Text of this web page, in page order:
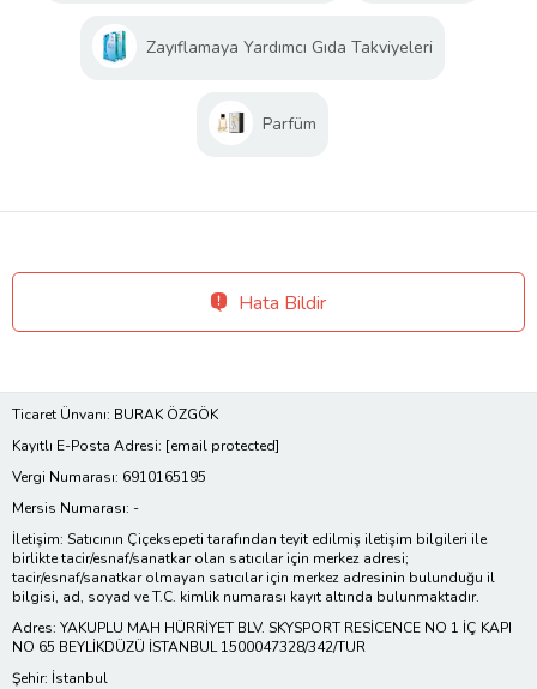
Zayıflamaya Yardımcı Gıda Takviyeleri
Parfüm
Hata Bildir
Ticaret Ünvanı: BURAK ÖZGÖK
Kayıtlı E-Posta Adresi: [email protected]
Vergi Numarası: 6910165195
Mersis Numarası: -
İletişim: Satıcının Çiçeksepeti tarafından teyit edilmiş iletişim bilgileri ile
birlikte tacir/esnaf/sanatkar olan satıcılar için merkez adresi;
tacir/esnaf/sanatkar olmayan satıcılar için merkez adresinin bulunduğu il
bilgisi, ad, soyad ve T.C. kimlik numarası kayıt altında bulunmaktadır.
Adres: YAKUPLU MAH HÜRRİYET BLV. SKYSPORT RESİCENCE NO 1 İÇ KAPI
NO 65 BEYLİKDÜZÜ İSTANBUL 1500047328/342/TUR
Şehir: İstanbul